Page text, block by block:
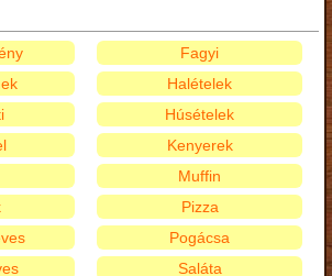
Fagyi
Halételek
Húsételek
Kenyerek
Muffin
Pizza
Pogácsa
Saláta